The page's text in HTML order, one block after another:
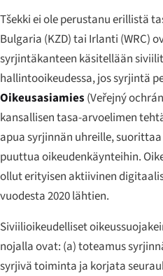
Tšekki ei ole perustanu erillistä
Bulgaria (KZD) tai Irlanti (WRC)
syrjintäkanteen käsitellään
hallintooikeudessa, jos syrjintä
Oikeusasiamies (Veřejný
kansallisen tasa-arvoelimen
apua syrjinnän uhreille,
puuttua oikeudenkäynteihin.
ollut erityisen aktiivinen
vuodesta 2020 lähtien.
Siviilioikeudelliset
nojalla ovat: (a) toteamus
syrjivä toiminta ja korjata